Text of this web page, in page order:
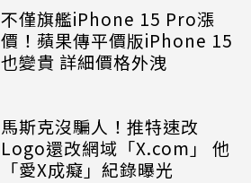
不僅旗艦iPhone 15 Pro漲
價！蘋果傳平價版iPhone 15
也變貴 詳細價格外洩
馬斯克沒騙人！推特速改
Logo還改網域「X.com」 他
「愛X成癡」紀錄曝光